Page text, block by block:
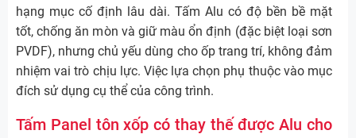
hạng mục cố định lâu dài. Tấm Alu có độ bền bề mặt
tốt, chống ăn mòn và giữ màu ổn định (đặc biệt loại sơn
PVDF), nhưng chủ yếu dùng cho ốp trang trí, không đảm
nhiệm vai trò chịu lực. Việc lựa chọn phụ thuộc vào mục
đích sử dụng cụ thể của công trình.
Tấm Panel tôn xốp có thay thế được Alu cho